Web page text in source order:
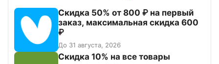
Скидка 50% от 800 ₽ на первый
заказ, максимальная скидка 600
₽
До 31 августа, 2026
Скидка 10% на все товары